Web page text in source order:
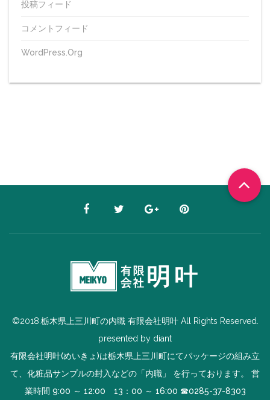
投稿フィード
コメントフィード
WordPress.org
©2018.栃木県上三川町の内職 有限会社明叶 All Rights Reserved.
presented by diant
有限会社明叶(めいきょ)は栃木県上三川町にてパッケージの組み立
て、化粧品サンプルの封入などの「内職」 を行っております。 営
業時間 9:00 ～ 12:00 13：00 ～ 16:00 ☎0285-37-8303